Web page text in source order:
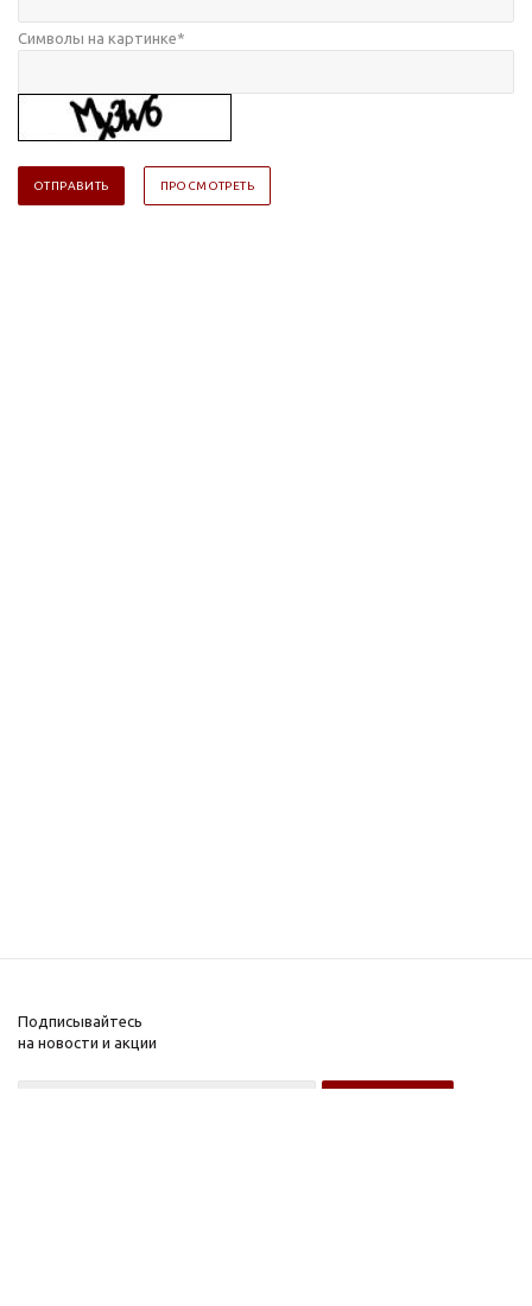
Символы на картинке*
Подписывайтесь
на новости и акции